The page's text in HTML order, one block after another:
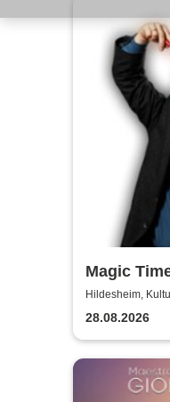
Magic
Löseke
Hildesheim,
28.08.2026